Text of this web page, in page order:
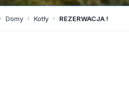
› Domy › Kotły › REZERWACJA !